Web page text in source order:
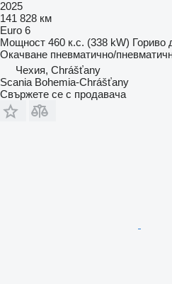
2025
141 828 км
Euro 6
Мощност 460 к.с. (338 kW) Гориво
Окачване пневматично/
Чехия, Chrášťany
Scania Bohemia-Chrášťany
Свържете се с продавача